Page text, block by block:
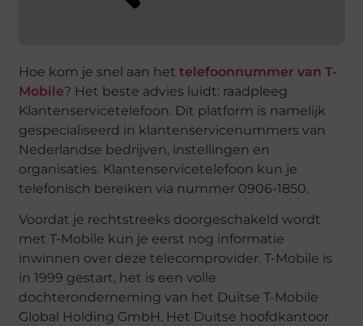
Hoe kom je snel aan hettelefoonnummer van T-
Mobile? Het beste advies luidt: raadpleeg
Klantenservicetelefoon. Dit platform is namelijk
gespecialiseerd in klantenservicenummers van
Nederlandse bedrijven, instellingen en
organisaties. Klantenservicetelefoon kun je
telefonisch bereiken via nummer 0906-1850.
Voordat je rechtstreeks doorgeschakeld wordt
met T-Mobile kun je eerst nog informatie
inwinnen over deze telecomprovider. T-Mobile is
in 1999 gestart, het is een volle
dochteronderneming van het Duitse T-Mobile
Global Holding GmbH. Het Duitse hoofdkantoor